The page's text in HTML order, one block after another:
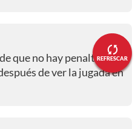
REFRESCAR
que no hay penalti a
de ver la jugada en